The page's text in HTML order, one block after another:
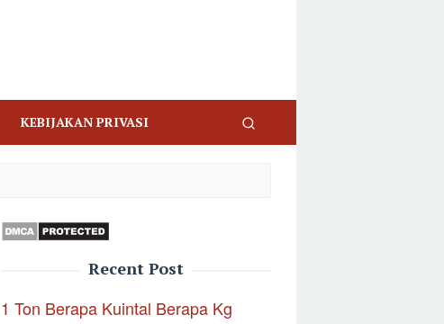
KEBIJAKAN PRIVASI
Recent Post
1 Ton Berapa Kuintal Berapa Kg